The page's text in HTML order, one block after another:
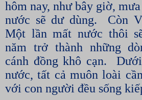
hôm nay, như bây giờ,
nước sẽ dư dùng.
Còn
Một lần mất nước thôi
năm trở thành những
cánh đồng khô cạn.
nước, tất cả muôn loài
với con người đều sống